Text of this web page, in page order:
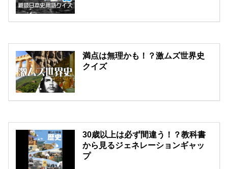
満点は無理かも！？激ムズ世界史
クイズ
30歳以上は必ず間違う！？教科書
から見るジェネレーションギャッ
プ